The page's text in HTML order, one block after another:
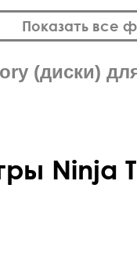
Показать все
(диски)
Ninja